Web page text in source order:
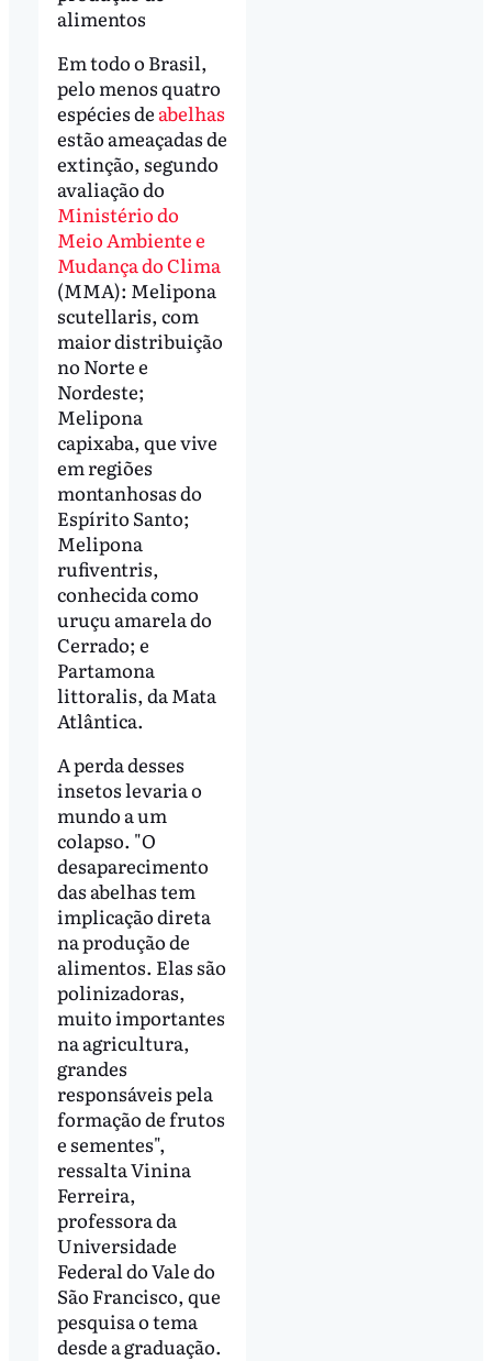
alimentos
Em todo o Brasil,
pelo menos quatro
espécies de abelhas
estão ameaçadas de
extinção, segundo
avaliação do
Ministério do
Meio Ambiente e
Mudança do Clima
(MMA): Melipona
scutellaris, com
maior distribuição
no Norte e
Nordeste;
Melipona
capixaba, que vive
em regiões
montanhosas do
Espírito Santo;
Melipona
rufiventris,
conhecida como
uruçu amarela do
Cerrado; e
Partamona
littoralis, da Mata
Atlântica.
A perda desses
insetos levaria o
mundo a um
colapso. "O
desaparecimento
das abelhas tem
implicação direta
na produção de
alimentos. Elas são
polinizadoras,
muito importantes
na agricultura,
grandes
responsáveis pela
formação de frutos
e sementes",
ressalta Vinina
Ferreira,
professora da
Universidade
Federal do Vale do
São Francisco, que
pesquisa o tema
desde a graduação.